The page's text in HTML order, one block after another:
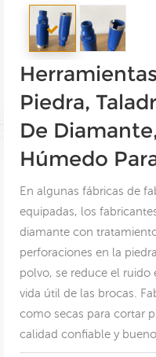
Piedra,
De
Húmedo
En algunas fábricas de
equipadas, los
diamante con
perforaciones en la
polvo, se reduce el ruido
vida útil de las brocas.
como secas para cortar
calidad confiable y